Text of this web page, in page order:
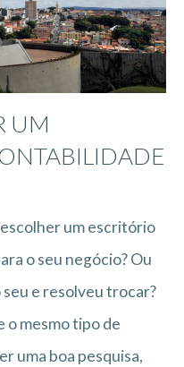
UM
um escritório
o seu negócio? Ou
e resolveu trocar?
mesmo tipo de
uma boa pesquisa,